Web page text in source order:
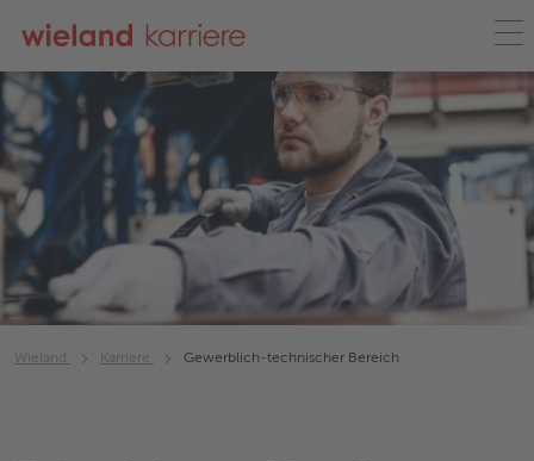
Wieland Karriere Gewerblich-technischer Bereich